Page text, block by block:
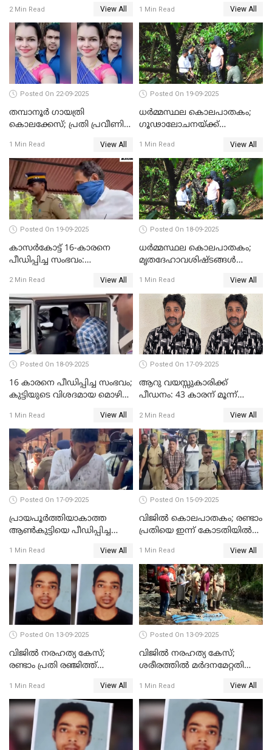
2 Min Read View All
രേഖപ്പെടുത്തി
1 Min Read View All
Posted On 22-09-2025
തമ്പാനൂര്‍ ഗായത്രി
കൊലക്കേസ്; പ്രതി പ്രവീണിന്
ലക്ഷം രൂപ പിഴയും
1 Min Read View All
Posted On 19-09-2025
ധർമ്മസ്ഥല കൊലപാതകം;
ഗൂഢാലോചനയ്ക്ക്
1 Min Read View All
Posted On 19-09-2025
കാസർകോട്ട് 16-കാരനെ
പീഡിപ്പിച്ച സംഭവം:
ഇടപാടുകൾ നടന്നതായി
പൊലീസ്
2 Min Read View All
Posted On 18-09-2025
ധർമ്മസ്ഥല കൊലപാതകം;
മൃതദേഹാവശിഷ്ടങ്ങൾ
1 Min Read View All
Posted On 18-09-2025
16 കാരനെ പീഡിപ്പിച്ച സംഭവം;
കുട്ടിയുടെ വിശദമായ മൊഴി
1 Min Read View All
Posted On 17-09-2025
ആറു വയസ്സുകാരിക്ക്
പീഡനം: 43 കാരന് മൂന്ന്
പിഴയും ശിക്ഷ
2 Min Read View All
Posted On 17-09-2025
പ്രായപൂർത്തിയാകാത്ത
ആൺകുട്ടിയെ പീഡിപ്പിച്ച
അറസ്റ്റിൽ
1 Min Read View All
Posted On 15-09-2025
വിജിൽ കൊലപാതകം; രണ്ടാം
പ്രതിയെ ഇന്ന് കോടതിയിൽ
1 Min Read View All
Posted On 13-09-2025
വിജിൽ നരഹത്യ കേസ്;
രണ്ടാം പ്രതി രഞ്ജിത്ത്
1 Min Read View All
Posted On 13-09-2025
വിജില്‍ നരഹത്യ കേസ്;
ശരീരത്തില്‍ മര്‍ദനമേറ്റതിന്റെ
റിപ്പോർട്ട് പുറത്ത്
1 Min Read View All